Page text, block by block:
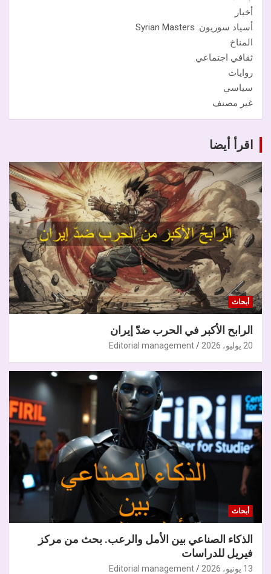
أخبار
أسياد سوريون. Syrian Masters
المناخ
ثقافي اجتماعي
روايات
سياسي
غير مصنف
اقرأ أيضا
أبحاث
الرابح الأكبر في الحرب ضدّ إيران
20 يوليو، 2026 Editorial management
أبحاث
الذكاء الصناعي بين الأمل والرعب. بحث من مركز
فيريل للدراسات
13 يونيو، 2026 Editorial management